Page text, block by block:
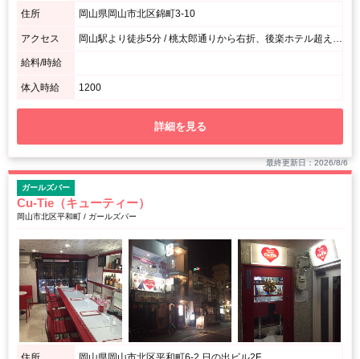
住所 岡山県岡山市北区錦町3-10
アクセス 岡山駅より徒歩5分 / 桃太郎通りから右折、後楽ホテル超えて右手すぐ！
給料/時給
体入時給 1200
詳細を見る
最終更新日：2026/8/6
ガールズバー
Cu-Tie（キューティー）
岡山市北区平和町 / ガールズバー